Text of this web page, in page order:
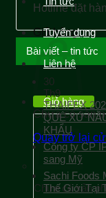
Hotline đặt
Giỏ hàng
Chưa có sản
Quay trở lại
Tuyển dụng
Liên hệ
Giỏ hàng
Chưa có sản
Bài viết – tin tức
30
Th9
THAIFEX
QUÊ XỨ
KHẨU
Công ty CP
sang Mỹ
Sachi Foods
Thế Giới Tại